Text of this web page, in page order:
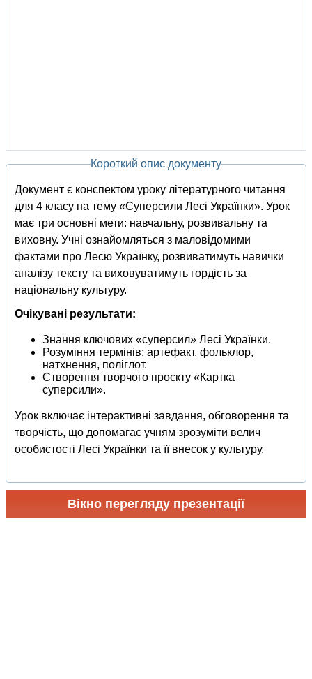
Короткий опис документу
Документ є конспектом уроку літературного читання
для 4 класу на тему «Суперсили Лесі Українки». Урок
має три основні мети: навчальну, розвивальну та
виховну. Учні ознайомляться з маловідомими
фактами про Лесю Українку, розвиватимуть навички
аналізу тексту та виховуватимуть гордість за
національну культуру.
Очікувані результати:
Знання ключових «суперсил» Лесі Українки.
Розуміння термінів: артефакт, фольклор,
натхнення, поліглот.
Створення творчого проєкту «Картка
суперсили».
Урок включає інтерактивні завдання, обговорення та
творчість, що допомагає учням зрозуміти велич
особистості Лесі Українки та її внесок у культуру.
Вікно перегляду презентації